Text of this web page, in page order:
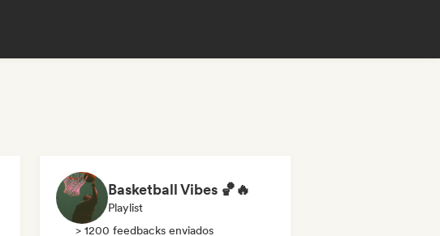
Basketball Vibes 🏀🔥
Playlist
> 1200 feedbacks enviados